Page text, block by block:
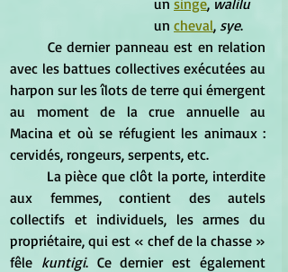
				un
cheval, sye.
avec les battues collectives exécutées au
harpon sur les îlots de terre qui émergent
au moment de la crue annuelle au
Macina et où se réfugient les animaux :
cervidés, rongeurs, serpents, etc.
aux femmes, contient des autels
collectifs et individuels, les armes du
propriétaire, qui est « chef de la chasse »
fêle kuntigi. Ce dernier est également